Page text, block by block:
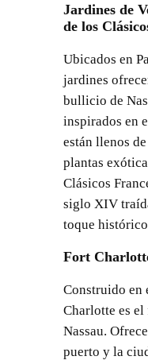
Jardines de
de los
Ubicados en
jardines
bullicio de
inspirados en
están llenos
plantas
Clásicos
siglo XIV
toque
Fort
Construido
Charlotte es el
Nassau.
puerto y la